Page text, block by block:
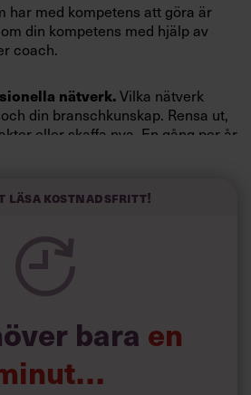
har med kompetens att göra är
din kompetens med hjälp av
coach.
nätverk.Vilka nätverk
din branschkunskap. Rensa ut,
eller skaffa nya. En gång per år
God fysisk och psykisk hälsa.
och lär dig att hantera stress. En
samma betydelse som en
läsa kostnadsfritt!
bara en